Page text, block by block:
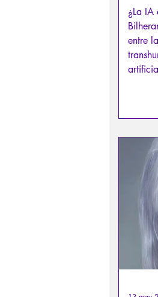
¿La IA
entre
IA